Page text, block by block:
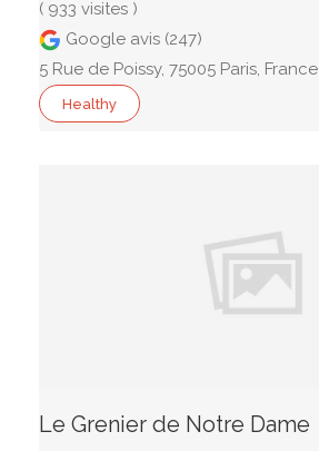
( 933 visites )
Google avis (247)
5 Rue de Poissy, 75005 Paris, France
Healthy
Le Grenier de Notre Dame